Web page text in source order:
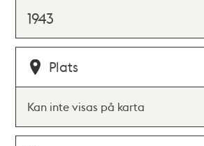
1943
Plats
Kan inte visas på karta